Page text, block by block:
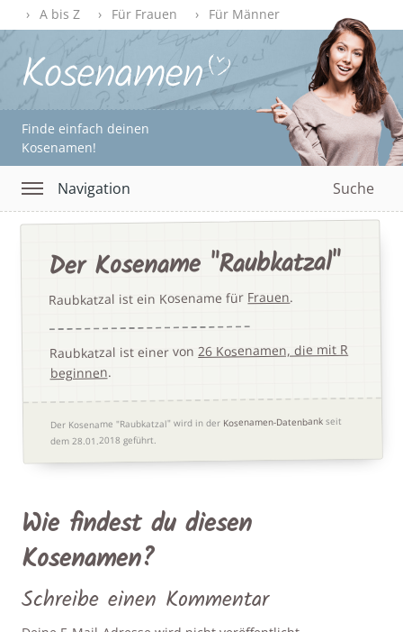
A bis Z Für Frauen Für Männer
Finde einfach deinen
Kosenamen!
Navigation Suche
Der Kosename "Raubkatzal"
Raubkatzal ist ein Kosename fürFrauen.
Raubkatzal ist einer von26 Kosenamen, die mit R
beginnen.
Der Kosename "Raubkatzal" wird in der Kosenamen-Datenbank seit
dem 28.01.2018 geführt.
Wie findest du diesen
Kosenamen?
Schreibe einen Kommentar